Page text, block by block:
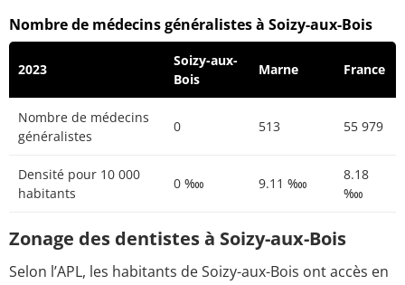
Nombre de médecins généralistes à Soizy-aux-Bois
2023
Soizy-aux-
Bois
Marne France
Nombre de médecins
généralistes
0 513 55 979
Densité pour 10 000
habitants
0 ‱ 9.11 ‱
8.18
‱
Zonage des dentistes à Soizy-aux-Bois
Selon l’APL, les habitants de Soizy-aux-Bois ont accès en